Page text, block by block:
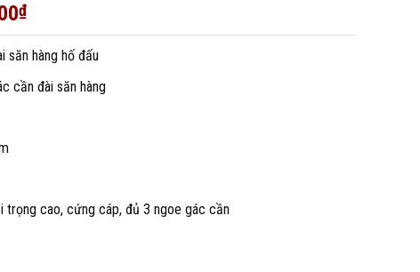
₫
săn hàng hố đấu
cần đài săn hàng
trọng cao, cứng cáp, đủ 3 ngoe gác cần